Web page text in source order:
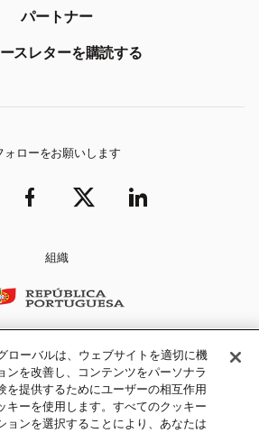
パートナー
スレターを購読する
ォローをお願いします
組織
ローバルは、ウェブサイトを適切に機
ンを改善し、コンテンツをパーソナラ
を提供するためにユーザーの相互作用
キーを使用します。すべてのクッキー
ョンを選択することにより、あなたは